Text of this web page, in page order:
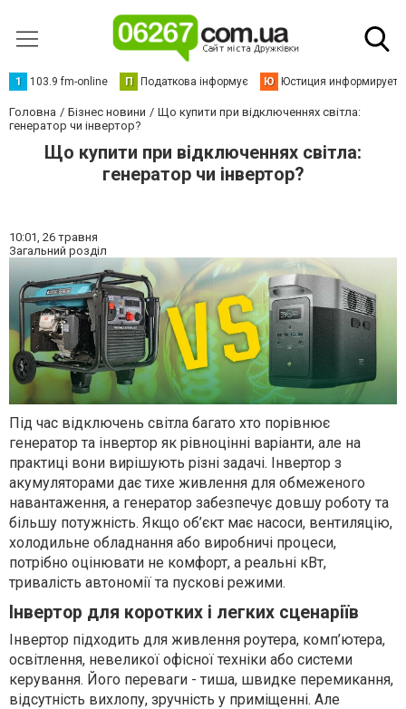
1 103.9 fm-online П Податкова інформує Ю Юстиция информирует
Головна Бізнес новини
Що купити при відключеннях світла:
генератор чи інвертор?
Що купити при відключеннях світла:
генератор чи інвертор?
10:01, 26 травня
Загальний розділ
Під час відключень світла багато хто порівнює
генератор та інвертор як рівноцінні варіанти, але на
практиці вони вирішують різні задачі. Інвертор з
акумуляторами дає тихе живлення для обмеженого
навантаження, а генератор забезпечує довшу роботу та
більшу потужність. Якщо об’єкт має насоси, вентиляцію,
холодильне обладнання або виробничі процеси,
потрібно оцінювати не комфорт, а реальні кВт,
тривалість автономії та пускові режими.
Інвертор для коротких і легких сценаріїв
Інвертор підходить для живлення роутера, комп’ютера,
освітлення, невеликої офісної техніки або системи
керування. Його переваги - тиша, швидке перемикання,
відсутність вихлопу, зручність у приміщенні. Але